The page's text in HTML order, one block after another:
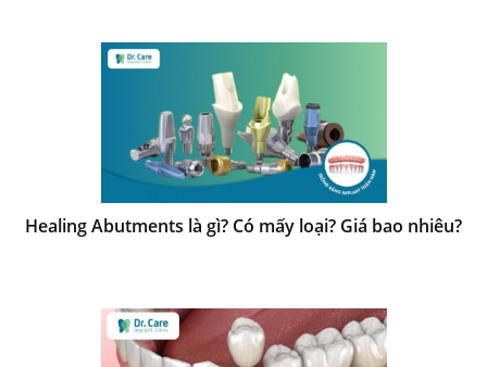
​​​​​​​Healing Abutments là gì? Có mấy loại? Giá bao nhiêu?